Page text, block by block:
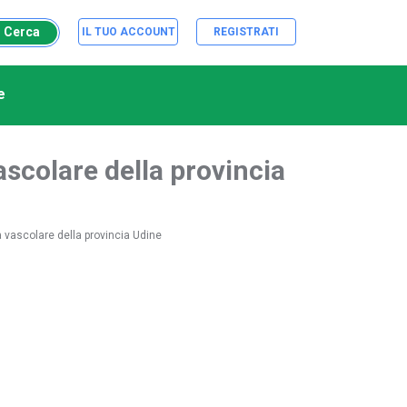
IL TUO ACCOUNT REGISTRATI
Cerca
della provincia
della provincia Udine